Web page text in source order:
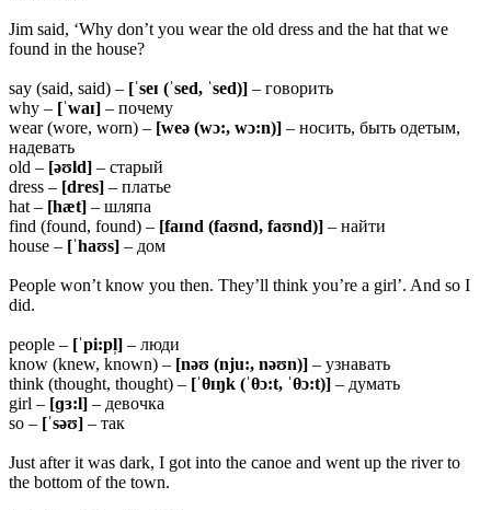
Jim said, ‘Why don’t you wear the old dress and the hat that we
found in the house?
say (said, said) – [ˈseɪ (ˈsed, ˈsed)] – говорить
why – [ˈwaɪ] – почему
wear (wore, worn) – [weə (wɔ:, wɔ:n)] – носить, быть одетым,
надевать
old – [əʊld] – старый
dress – [dres] – платье
hat – [hæt] – шляпа
find (found, found) – [faɪnd (faʊnd, faʊnd)] – найти
house – [ˈhaʊs] – дом
People won’t know you then. They’ll think you’re a girl’. And so I
did.
people – [ˈpi:pl̩] – люди
know (knew, known) – [nəʊ (nju:, nəʊn)] – узнавать
think (thought, thought) – [ˈθɪŋk (ˈθɔ:t, ˈθɔ:t)] – думать
girl – [ɡɜ:l] – девочка
so – [ˈsəʊ] – так
Just after it was dark, I got into the canoe and went up the river to
the bottom of the town.